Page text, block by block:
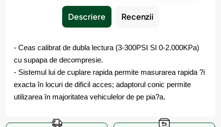
Descriere Recenzii
- Ceas calibrat de dubla lectura (3-300PSI SI 0-2.000KPa)
cu supapa de decompresie.
- Sistemul lui de cuplare rapida permite masurarea rapida ?i
exacta în locuri de dificil acces; adaptorul conic permite
utilizarea în majoritatea vehiculelor de pe pia?a.